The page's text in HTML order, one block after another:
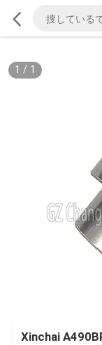
1 / 1
Xinchai